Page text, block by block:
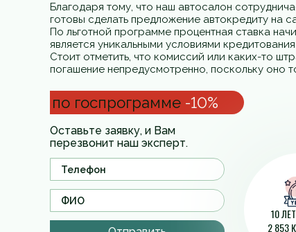
Благодаря тому, что наш автосалон
готовы сделать предложение автокредиту на
По льготной программе процентная ставка
является уникальными условиями
Стоит отметить, что комиссий или каких-то
погашение непредусмотренно, поскольку оно
по госпрограмме -10%
Оставьте заявку, и Вам
перезвонит наш эксперт.
10
2 853